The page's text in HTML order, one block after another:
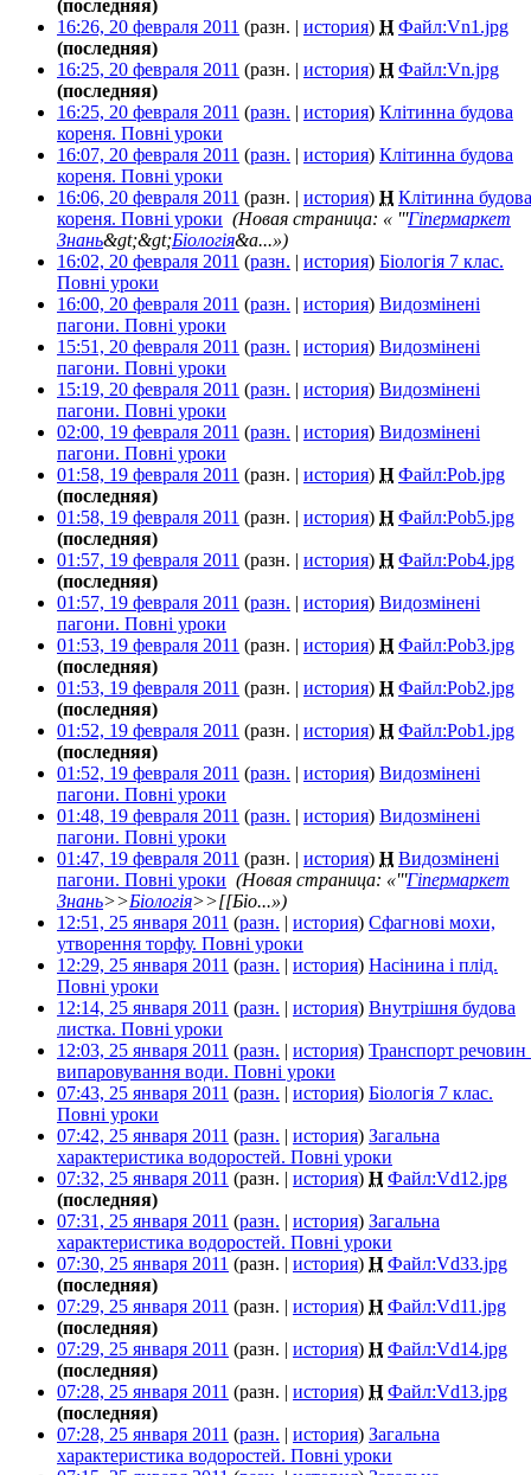
(последняя)
16:26, 20 февраля 2011 (разн. | история) Н Файл:Vn1.jpg
(последняя)
16:25, 20 февраля 2011 (разн. | история) Н Файл:Vn.jpg
(последняя)
16:25, 20 февраля 2011 (разн. | история) Клітинна будова
кореня. Повні уроки
16:07, 20 февраля 2011 (разн. | история) Клітинна будова
кореня. Повні уроки
16:06, 20 февраля 2011 (разн. | история) Н Клітинна будова
кореня. Повні уроки (Новая страница: « '''Гіпермаркет
Знань&gt;&gt;Біологія&a...»)
16:02, 20 февраля 2011 (разн. | история) Біологія 7 клас.
Повні уроки
16:00, 20 февраля 2011 (разн. | история) Видозмінені
пагони. Повні уроки
15:51, 20 февраля 2011 (разн. | история) Видозмінені
пагони. Повні уроки
15:19, 20 февраля 2011 (разн. | история) Видозмінені
пагони. Повні уроки
02:00, 19 февраля 2011 (разн. | история) Видозмінені
пагони. Повні уроки
01:58, 19 февраля 2011 (разн. | история) Н Файл:Pob.jpg
(последняя)
01:58, 19 февраля 2011 (разн. | история) Н Файл:Pob5.jpg
(последняя)
01:57, 19 февраля 2011 (разн. | история) Н Файл:Pob4.jpg
(последняя)
01:57, 19 февраля 2011 (разн. | история) Видозмінені
пагони. Повні уроки
01:53, 19 февраля 2011 (разн. | история) Н Файл:Pob3.jpg
(последняя)
01:53, 19 февраля 2011 (разн. | история) Н Файл:Pob2.jpg
(последняя)
01:52, 19 февраля 2011 (разн. | история) Н Файл:Pob1.jpg
(последняя)
01:52, 19 февраля 2011 (разн. | история) Видозмінені
пагони. Повні уроки
01:48, 19 февраля 2011 (разн. | история) Видозмінені
пагони. Повні уроки
01:47, 19 февраля 2011 (разн. | история) Н Видозмінені
пагони. Повні уроки (Новая страница: «'''Гіпермаркет
Знань>>Біологія>>[[Біо...»)
12:51, 25 января 2011 (разн. | история) Сфагнові мохи,
утворення торфу. Повні уроки
12:29, 25 января 2011 (разн. | история) Насінина і плід.
Повні уроки
12:14, 25 января 2011 (разн. | история) Внутрішня будова
листка. Повні уроки
12:03, 25 января 2011 (разн. | история) Транспорт речовин
випаровування води. Повні уроки
07:43, 25 января 2011 (разн. | история) Біологія 7 клас.
Повні уроки
07:42, 25 января 2011 (разн. | история) Загальна
характеристика водоростей. Повні уроки
07:32, 25 января 2011 (разн. | история) Н Файл:Vd12.jpg
(последняя)
07:31, 25 января 2011 (разн. | история) Загальна
характеристика водоростей. Повні уроки
07:30, 25 января 2011 (разн. | история) Н Файл:Vd33.jpg
(последняя)
07:29, 25 января 2011 (разн. | история) Н Файл:Vd11.jpg
(последняя)
07:29, 25 января 2011 (разн. | история) Н Файл:Vd14.jpg
(последняя)
07:28, 25 января 2011 (разн. | история) Н Файл:Vd13.jpg
(последняя)
07:28, 25 января 2011 (разн. | история) Загальна
характеристика водоростей. Повні уроки